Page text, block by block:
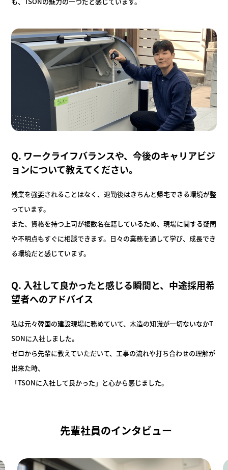
Q. ワークライフバランスや、今後のキャリアビジ
ョンについて教えてください。
残業を強要されることはなく、退勤後はきちんと帰宅できる環境が整
っています。
また、資格を持つ上司が複数名在籍しているため、現場に関する疑問
や不明点もすぐに相談できます。日々の業務を通して学び、成長でき
る環境だと感じています。
Q. 入社して良かったと感じる瞬間と、中途採用希
望者へのアドバイス
私は元々韓国の建設現場に務めていて、木造の知識が一切ないなかT
SONに入社しました。
ゼロから先輩に教えていただいて、工事の流れや打ち合わせの理解が
出来た時、
「TSONに入社して良かった」と心から感じました。
先輩社員のインタビュー